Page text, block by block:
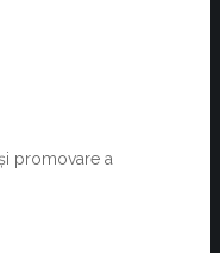
promovare a